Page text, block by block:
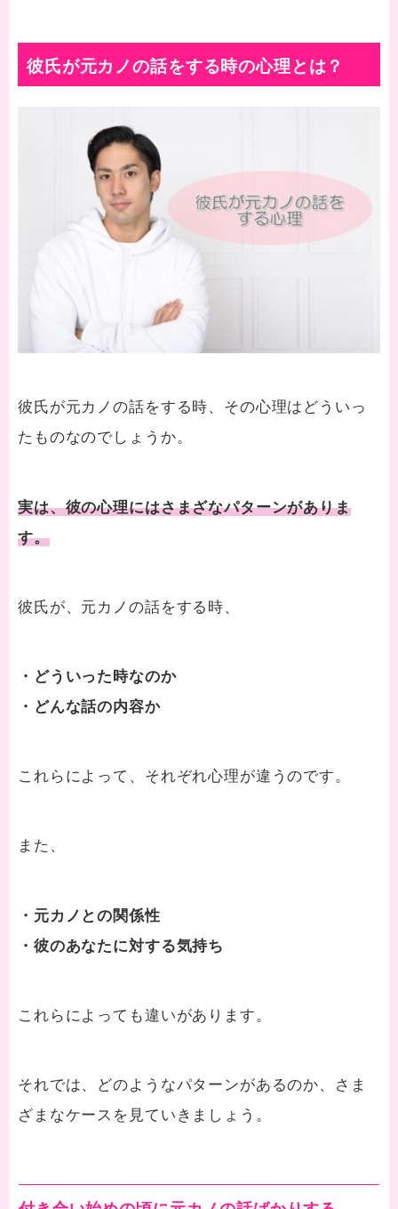
彼氏が元カノの話をする時の心理とは？
彼氏が元カノの話をする時、その心理はどういっ
たものなのでしょうか。
実は、彼の心理にはさまざなパターンがありま
す。
彼氏が、元カノの話をする時、
・どういった時なのか
・どんな話の内容か
これらによって、それぞれ心理が違うのです。
また、
・元カノとの関係性
・彼のあなたに対する気持ち
これらによっても違いがあります。
それでは、どのようなパターンがあるのか、さま
ざまなケースを見ていきましょう。